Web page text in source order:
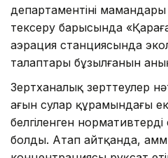
департаментінің
тексеру барысында
аэрация станциясында
талаптары бұзылғанын
Зертханалық зерттеулер
ағын сулар құрамындағы
белгіленген
болды. Атап айтқанда,